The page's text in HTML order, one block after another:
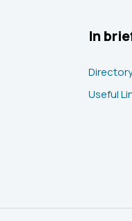
In
Useful